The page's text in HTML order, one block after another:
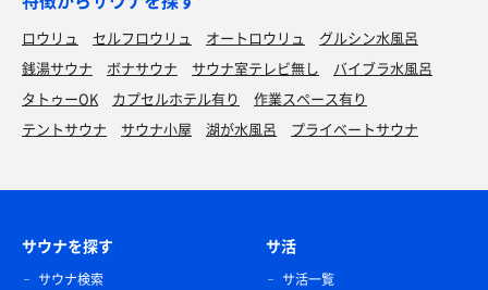
ロウリュ セルフロウリュ オートロウリュ
グルシン水風呂
銭湯サウナ
ボナサウナ サウナ室テレビ無し
バイブラ水風呂
タトゥーOK
カプセルホテル有り
作業スペース有り
テントサウナ
サウナ小屋 湖が水風呂 プライベートサウナ
サウナを探す
サウナ検索
サ活
サ活一覧